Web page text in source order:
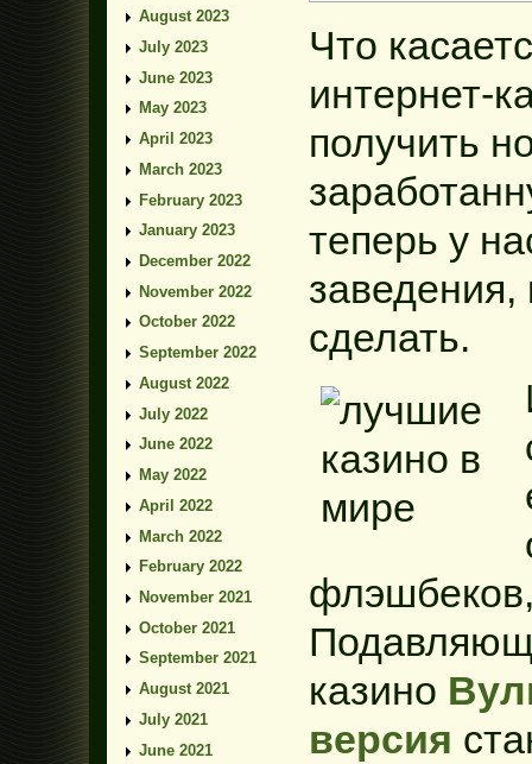
Что
интернет-
получить
теперь у
заведения,
сделать.
казино
версия
August 2023
July 2023
June 2023
May 2023
April 2023
March 2023
February 2023
January 2023
December 2022
November 2022
October 2022
September 2022
August 2022
July 2022
June 2022
May 2022
April 2022
March 2022
February 2022
November 2021
October 2021
September 2021
August 2021
July 2021
June 2021